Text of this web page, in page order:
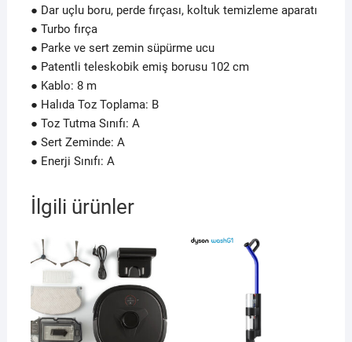
● Dar uçlu boru, perde fırçası, koltuk temizleme aparatı
● Turbo fırça
● Parke ve sert zemin süpürme ucu
● Patentli teleskobik emiş borusu 102 cm
● Kablo: 8 m
● Halıda Toz Toplama: B
● Toz Tutma Sınıfı: A
● Sert Zeminde: A
● Enerji Sınıfı: A
İlgili ürünler